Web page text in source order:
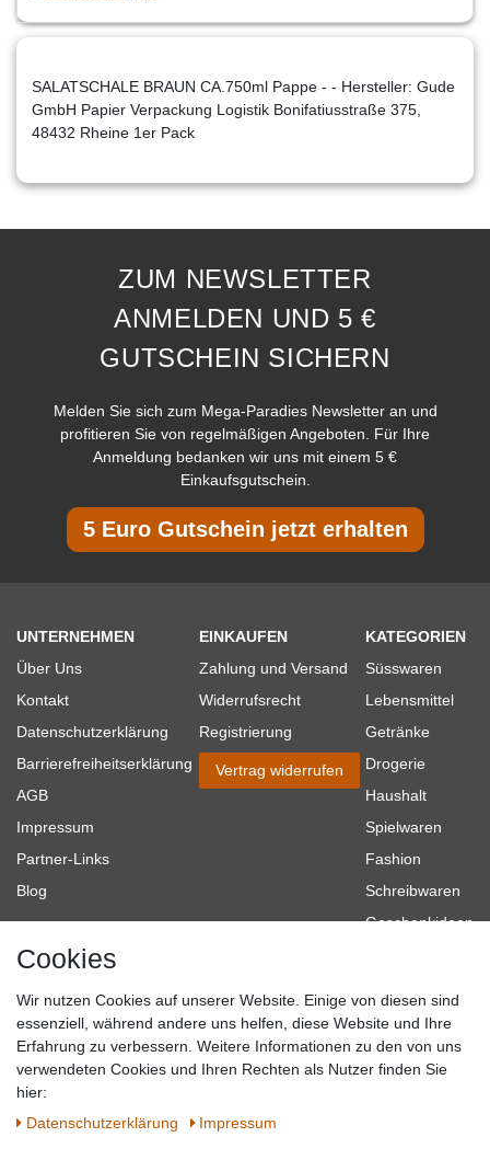
SALATSCHALE BRAUN CA.750ml Pappe - - Hersteller: Gude
GmbH Papier Verpackung Logistik Bonifatiusstraße 375,
48432 Rheine 1er Pack
ZUM NEWSLETTER
ANMELDEN UND 5 €
GUTSCHEIN SICHERN
Melden Sie sich zum Mega-Paradies Newsletter an und
profitieren Sie von regelmäßigen Angeboten. Für Ihre
Anmeldung bedanken wir uns mit einem 5 €
Einkaufsgutschein.
5 Euro Gutschein jetzt erhalten
UNTERNEHMEN
Über Uns
Kontakt
Datenschutzerklärung
Barrierefreiheitserklärung
AGB
Impressum
Partner-Links
Blog
EINKAUFEN
Zahlung und Versand
Widerrufsrecht
Registrierung
Vertrag widerrufen
KATEGORIEN
Süsswaren
Lebensmittel
Getränke
Drogerie
Haushalt
Spielwaren
Fashion
Schreibwaren
Geschenkideen
Topmarken
SICHER EINKAUFEN WIR AKZEPTIEREN
Cookies
Wir nutzen Cookies auf unserer Website. Einige von diesen sind
essenziell, während andere uns helfen, diese Website und Ihre
Erfahrung zu verbessern. Weitere Informationen zu den von uns
verwendeten Cookies und Ihren Rechten als Nutzer finden Sie
hier:
Daten­schutz­erklärung
Impressum